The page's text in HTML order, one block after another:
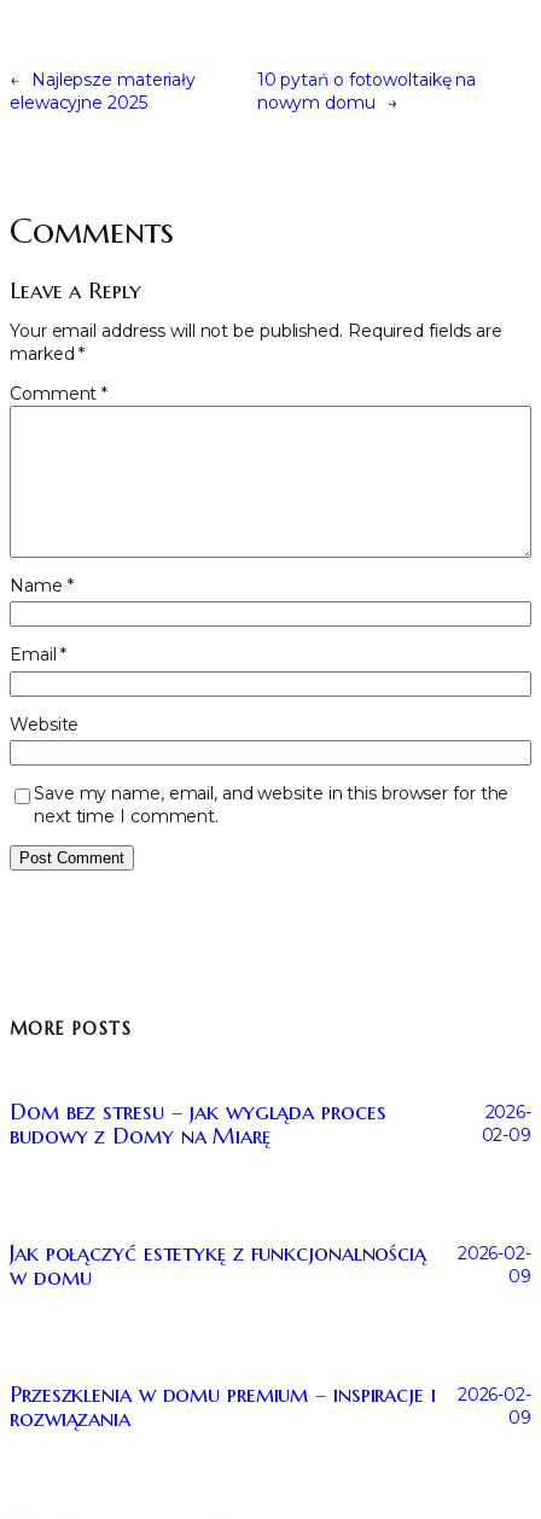
←
Najlepsze materiały
elewacyjne 2025
10 pytań o fotowoltaikę na
nowym domu
→
Comments
Leave a Reply
Your email address will not be published. Required fields are
marked*
Comment*
Name *
Email*
Website
Save my name, email, and website in this browser for the
next time I comment.
MORE POSTS
Dom bez stresu – jak wygląda proces
budowy z Domy na Miarę
2026-
02-09
Jak połączyć estetykę z funkcjonalnością
w domu
2026-02-
09
Przeszklenia w domu premium – inspiracje i
rozwiązania
2026-02-
09